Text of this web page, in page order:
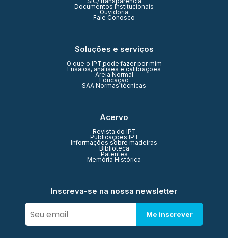
Documentos Institucionais
Ouvidoria
Fale Conosco
Soluções e serviços
O que o IPT pode fazer por mim
Ensaios, análises e calibrações
Areia Normal
Educação
SAA Normas técnicas
Acervo
Revista do IPT
Publicações IPT
Informações sobre madeiras
Biblioteca
Patentes
Memória Histórica
Inscreva-se na nossa newsletter
Me inscrever